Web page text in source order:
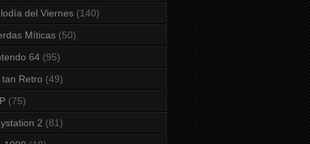
del Viernes (140)
Míticas (50)
64 (95)
tan Retro (49)
(75)
2 (81)